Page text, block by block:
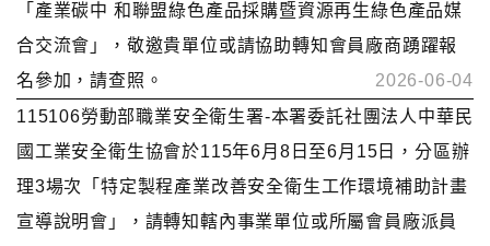
「產業碳中 和聯盟綠色產品採購暨資源再生綠色產品媒
合交流會」，敬邀貴單位或請協助轉知會員廠商踴躍報
名參加，請查照。
2026-06-04
115106勞動部職業安全衛生署-本署委託社團法人中華民
國工業安全衛生協會於115年6月8日至6月15日，分區辦
理3場次「特定製程產業改善安全衛生工作環境補助計畫
宣導說明會」，請轉知轄內事業單位或所屬會員廠派員